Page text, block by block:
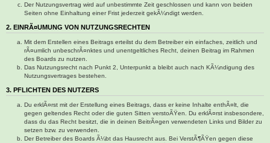
Der Nutzungsvertrag wird auf unbestimmte Zeit geschlossen und kann von beiden
Seiten ohne Einhaltung einer Frist jederzeit gekÃ¼ndigt werden.
2. EINRÃ¤UMUNG VON NUTZUNGSRECHTEN
Mit dem Erstellen eines Beitrags erteilst du dem Betreiber ein einfaches, zeitlich und
rÃ¤umlich unbeschrÃ¤nktes und unentgeltliches Recht, deinen Beitrag im Rahmen
des Boards zu nutzen.
Das Nutzungsrecht nach Punkt 2, Unterpunkt a bleibt auch nach KÃ¼ndigung des
Nutzungsvertrages bestehen.
3. PFLICHTEN DES NUTZERS
Du erklÃ¤rst mit der Erstellung eines Beitrags, dass er keine Inhalte enthÃ¤lt, die
gegen geltendes Recht oder die guten Sitten verstoÃŸen. Du erklÃ¤rst insbesondere,
dass du das Recht besitzt, die in deinen BeitrÃ¤gen verwendeten Links und Bilder zu
setzen bzw. zu verwenden.
Der Betreiber des Boards Ã¼bt das Hausrecht aus. Bei VerstÃ¶ÃŸen gegen diese